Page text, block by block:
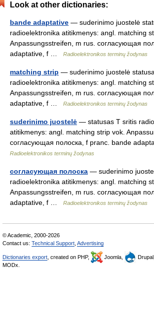
Look at other dictionaries:
bande adaptative — suderinimo juostelė
radioelektronika atitikmenys: angl. matching
Anpassungsstreifen, m rus. согласующая
adaptative, f …
Radioelektronikos terminų žodynas
matching strip — suderinimo juostelė
radioelektronika atitikmenys: angl. matching
Anpassungsstreifen, m rus. согласующая
adaptative, f …
Radioelektronikos terminų žodynas
suderinimo juostelė — statusas T sritis
atitikmenys: angl. matching strip vok.
согласующая полоска, f pranc. bande
Radioelektronikos terminų žodynas
согласующая полоска — suderinimo
radioelektronika atitikmenys: angl. matching
Anpassungsstreifen, m rus. согласующая
adaptative, f …
Radioelektronikos terminų žodynas
© Academic, 2000-2026
Contact us: Technical Support Advertising
Dictionaries export , created on PHP, Joomla, Drupal,
MODx.